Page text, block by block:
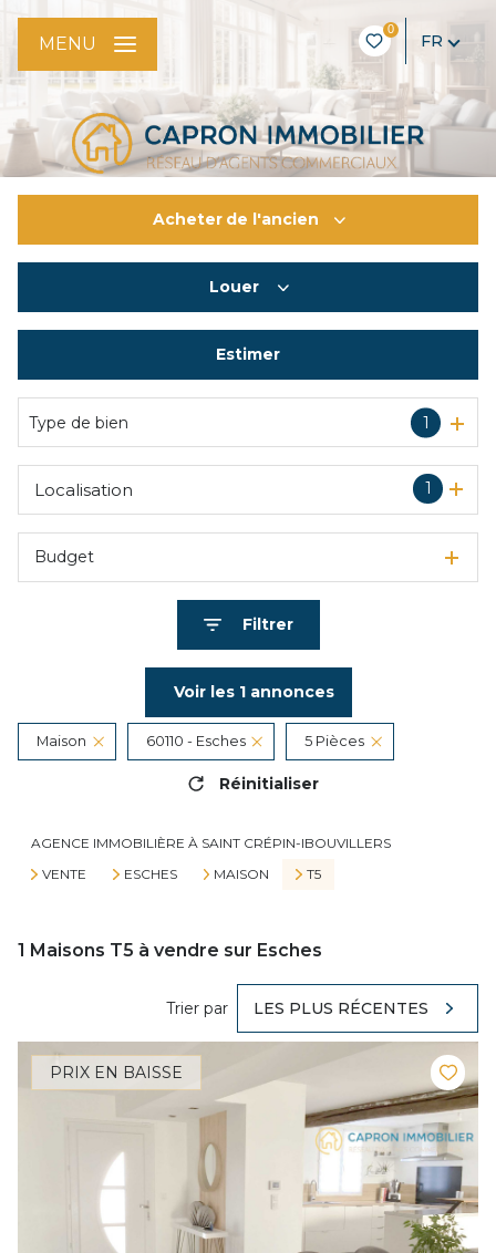
0
FR
MENU
Acheter de l'ancien
De l'immo pro
Louer
De l'immo pro
Estimer
Type de bien 1
1
Localisation
Budget
Filtrer
Voir les 1annonces
Maison 60110 - Esches 5 Pièces
Réinitialiser
AGENCE IMMOBILIÈRE À SAINT CRÉPIN-IBOUVILLERS
VENTE
ESCHES MAISON T5
1 Maisons T5 à vendre sur Esches
Trier par LES PLUS RÉCENTES
PRIX EN BAISSE